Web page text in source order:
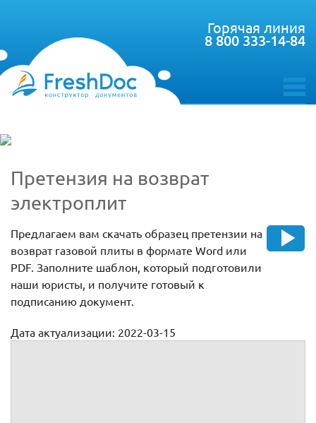
toggle
Горячая линия
8 800 333-14-84
Претензия на возврат
электроплит
Предлагаем вам скачать образец претензии на
возврат газовой плиты в формате Word или
PDF. Заполните шаблон, который подготовили
наши юристы, и получите готовый к
подписанию документ.
Дата актуализации: 2022-03-15